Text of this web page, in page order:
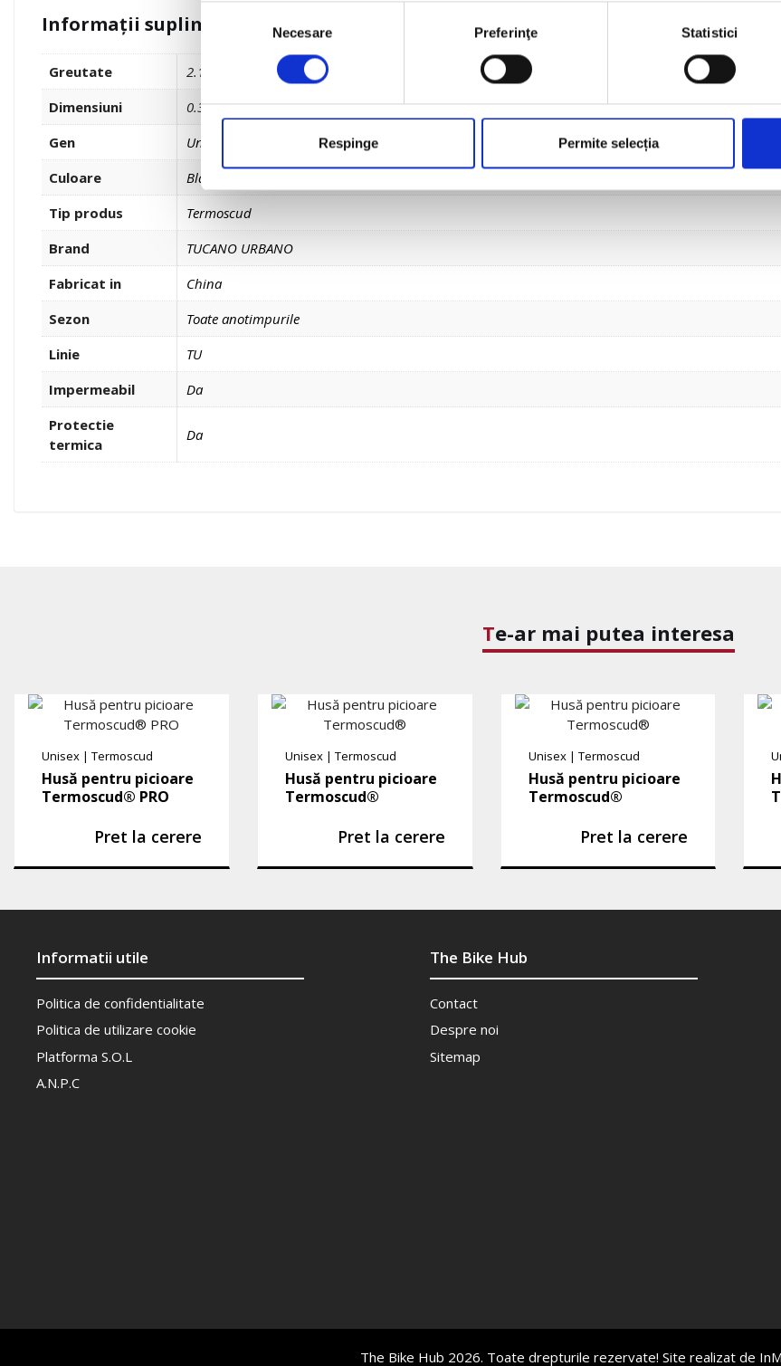
consimțământului
Necesare Preferinţe Statistici
Respinge Permite selecția
Informații suplimentare
Greutate
2.156 kg
Dimensiuni
0.315 × 0.410 × 0.090 cm
Gen
Unisex
Culoare
Black
Tip produs
Termoscud
Brand
TUCANO URBANO
Fabricat in
China
Sezon
Toate anotimpurile
Linie
TU
Impermeabil
Da
Protectie
termica
Da
Te-ar mai putea interesa
Unisex | Termoscud
Husă pentru picioare
Termoscud® PRO
Pret la cerere
Unisex| Termoscud
Husă pentru picioare
Termoscud®
Pret la cerere
Unisex| Termoscud
Husă pentru picioare
Termoscud®
Pret la cerere
Informatii utile
Politica de confidentialitate
Politica de utilizare cookie
Platforma S.O.L
A.N.P.C
The Bike Hub
Contact
Despre noi
Sitemap
The Bike Hub 2026. Toate drepturile rezervate! Site realizat de